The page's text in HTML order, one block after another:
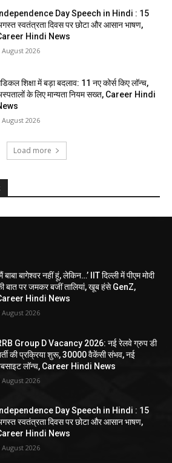
Independence Day Speech in Hindi : 15
स्वतंत्रता दिवस पर छोटा और आसान भाषण,
Hindi News
August 2026
शिक्षा में बड़ा बदलाव: 11 नए कोर्स किए लॉन्च,
के लिए मान्यता नियम सख्त, Career Hindi
August 2026
Load more
बाबा बागेश्वर नहीं हूं, लेकिन…’ IIT दिल्ली में पीएम मोदी
बात पर जमकर बजीं तालियां, खूब हंसे GenZ,
Hindi News
August 2026
Group D Vacancy 2026: नई रेलवे ग्रुप डी
की प्रक्रिया शुरू, 30000 वैकेंसी संभव, नई
लॉन्च, Career Hindi News
August 2026
Independence Day Speech in Hindi : 15
स्वतंत्रता दिवस पर छोटा और आसान भाषण,
Hindi News
August 2026